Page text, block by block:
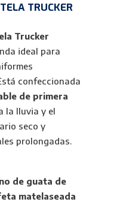
TRUCKER
Trucker
ideal para
confeccionada
de primera
la lluvia y el
seco y
prolongadas.
de guata de
matelaseada